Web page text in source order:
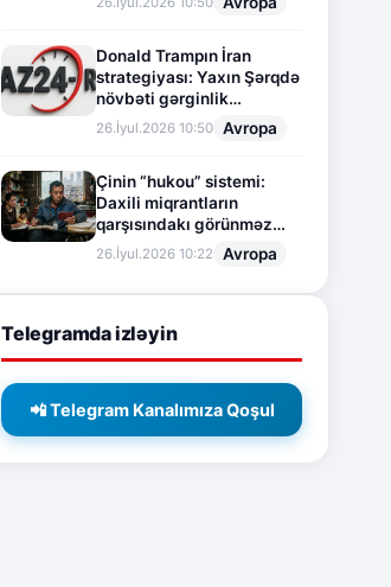
Donald Trampın İran
strategiyası: Yaxın Şərqdə
növbəti gərginlik
mərhələsi
26.İyul.2026 10:50 Avropa
Çinin “hukou” sistemi:
Daxili miqrantların
qarşısındakı görünməz
sədd
26.İyul.2026 10:22 Avropa
Telegramda izləyin
📲 Telegram Kanalımıza Qoşul